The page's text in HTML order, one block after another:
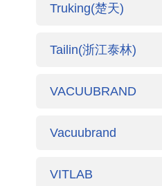
Truking(楚天)
Tailin(浙江泰林)
VACUUBRAND
Vacuubrand
VITLAB